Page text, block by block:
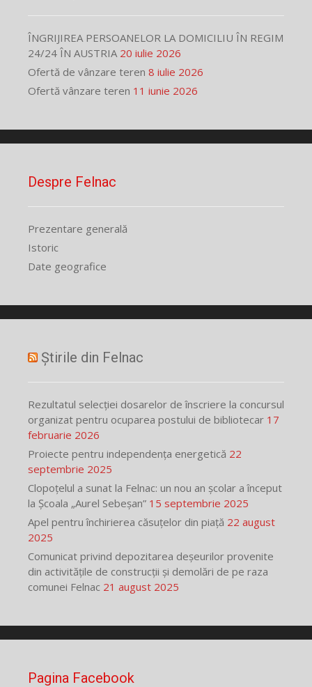
ÎNGRIJIREA PERSOANELOR LA DOMICILIU ÎN REGIM
24/24 ÎN AUSTRIA 20 iulie 2026
Ofertă de vânzare teren 8 iulie 2026
Ofertă vânzare teren 11 iunie 2026
Despre Felnac
Prezentare generală
Istoric
Date geografice
Știrile din Felnac
Rezultatul selecției dosarelor de înscriere la concursul
organizat pentru ocuparea postului de bibliotecar 17
februarie 2026
Proiecte pentru independența energetică 22
septembrie 2025
Clopoțelul a sunat la Felnac: un nou an școlar a început
la Școala „Aurel Sebeșan” 15 septembrie 2025
Apel pentru închirierea căsuțelor din piață 22 august
2025
Comunicat privind depozitarea deșeurilor provenite
din activitățile de construcții și demolări de pe raza
comunei Felnac 21 august 2025
Pagina Facebook